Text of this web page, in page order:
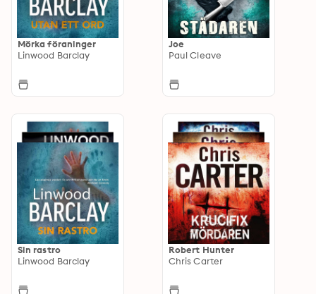
Mörka föraninger
Linwood Barclay
Joe
Paul Cleave
Sin rastro
Linwood Barclay
Robert Hunter
Chris Carter